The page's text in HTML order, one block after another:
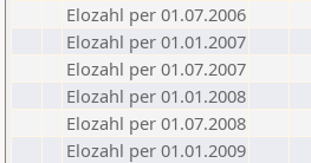
Elozahl per 01.07.2006
Elozahl per 01.01.2007
Elozahl per 01.07.2007
Elozahl per 01.01.2008
Elozahl per 01.07.2008
Elozahl per 01.01.2009